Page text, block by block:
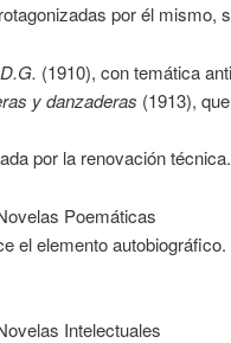
por él mismo,
(1910), con temática
y danzaderas (1913),
por la renovación técnica.
Poemáticas
el elemento
Intelectuales